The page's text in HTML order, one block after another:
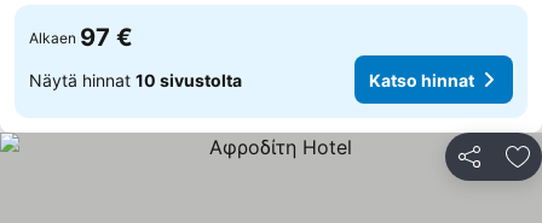
Alkaen 97 €
Näytä hinnat 10 sivustolta Katso hinnat
Jaa